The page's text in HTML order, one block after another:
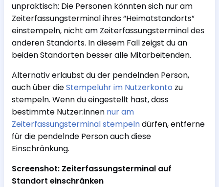
unpraktisch: Die Personen könnten sich nur am
Zeiterfassungsterminal ihres “Heimatstandorts”
einstempeln, nicht am Zeiterfassungsterminal des
anderen Standorts. In diesem Fall zeigst du an
beiden Standorten besser alle Mitarbeitenden.
Alternativ erlaubst du der pendelnden Person,
auch über dieStempeluhr im Nutzerkonto zu
stempeln. Wenn du eingestellt hast, dass
bestimmte Nutzer:innen nur am
Zeiterfassungsterminal stempelndürfen, entferne
für die pendelnde Person auch diese
Einschränkung.
Screenshot: Zeiterfassungsterminal auf
Standort einschränken